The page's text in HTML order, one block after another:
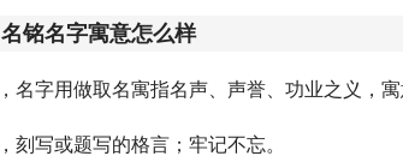
名铭名字寓意怎么样
，名字用做取名寓指名声、声誉、功业之义，寓
，刻写或题写的格言；牢记不忘。